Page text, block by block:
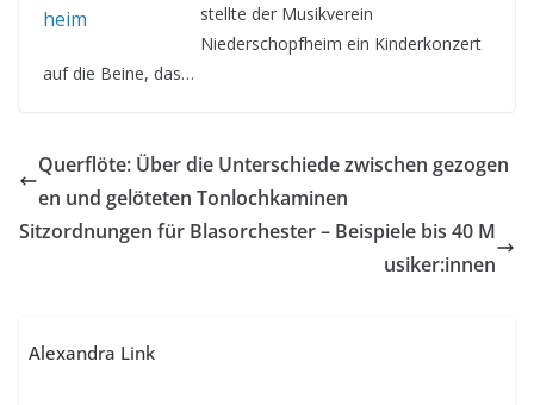
stellte der Musikverein
Niederschopfheim ein Kinderkonzert
auf die Beine, das…
Querflöte: Über die Unterschiede zwischen gezogen
en und gelöteten Tonlochkaminen
Sitzordnungen für Blasorchester – Beispiele bis 40 M
usiker:innen
Alexandra Link